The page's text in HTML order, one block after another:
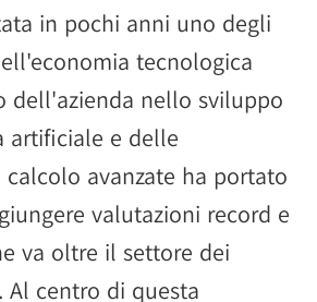
in pochi anni uno degli
tecnologica
dell'azienda nello sviluppo
artificiale e delle
avanzate ha portato
valutazioni record e
va oltre il settore dei
centro di questa